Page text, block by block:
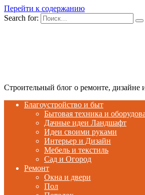
Перейти к содержанию
Search for:
Строительный блог о ремонте, дизайне
Благоустройство и быт
Бытовая техника и
Дачные идеи Ландшафт
Идеи своими руками
Интерьер и Дизайн
Мебель и текстиль
Сад и Огород
Ремонт
Окна и двери
Пол